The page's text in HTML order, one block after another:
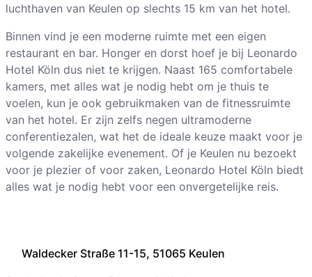
Waldecker Straße 11-15, 51065 Keulen
luchthaven van Keulen op slechts 15 km van het hotel.
Binnen vind je een moderne ruimte met een eigen
restaurant en bar. Honger en dorst hoef je bij Leonardo
Hotel Köln dus niet te krijgen. Naast 165 comfortabele
kamers, met alles wat je nodig hebt om je thuis te
voelen, kun je ook gebruikmaken van de fitnessruimte
van het hotel. Er zijn zelfs negen ultramoderne
conferentiezalen, wat het de ideale keuze maakt voor je
volgende zakelijke evenement. Of je Keulen nu bezoekt
voor je plezier of voor zaken, Leonardo Hotel Köln biedt
alles wat je nodig hebt voor een onvergetelijke reis.